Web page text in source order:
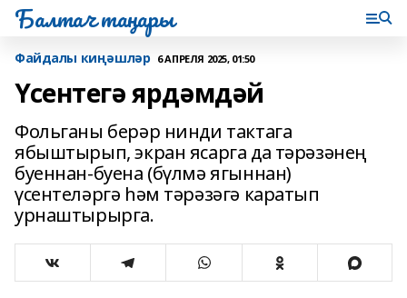
Балтач таңнары
Файдалы киңәшләр 6 АПРЕЛЯ 2025, 01:50
Үсентегә ярдәмдәй
Фольганы берәр нинди тактага
ябыштырып, экран ясарга да тәрәзәнең
буеннан-буена (бүлмә ягыннан)
үсентеләргә һәм тәрәзәгә каратып
урнаштырырга.